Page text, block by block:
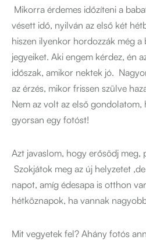
Mikorra érdemes időzíteni a
vésett idő, nyilván az első két
hiszen ilyenkor hordozzák még a
jegyeiket. Aki engem kérdez, én
időszak, amikor nektek jó.
az érzés, mikor frissen szülve
Nem az volt az első gondolatom,
gyorsan egy fotóst!
Azt javaslom, hogy erősödj meg,
Szokjátok meg az új helyzetet
napot, amíg édesapa is otthon
hétköznapok, ha vannak
Mit vegyetek fel? Ahány fotós